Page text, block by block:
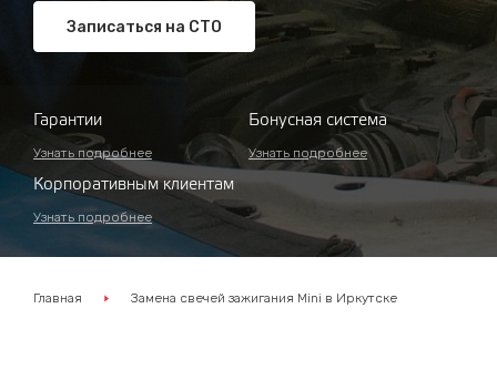
Записаться на СТО
Гарантии
Узнать подробнее
Бонусная система
Узнать подробнее
Корпоративным клиентам
Узнать подробнее
Главная Замена свечей зажигания Mini в Иркутске